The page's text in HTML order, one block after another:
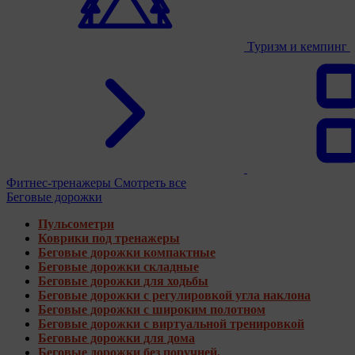
Туризм и кемпинг
Фитнес-тренажеры Смотреть все
Беговые дорожки
Пульсометри
Коврики под тренажеры
Беговые дорожки компактные
Беговые дорожки складные
Беговые дорожки для ходьбы
Беговые дорожки с регулировкой угла наклона
Беговые дорожки с широким полотном
Беговые дорожки с виртуальной тренировкой
Беговые дорожки для дома
Беговые дорожки без поручней.